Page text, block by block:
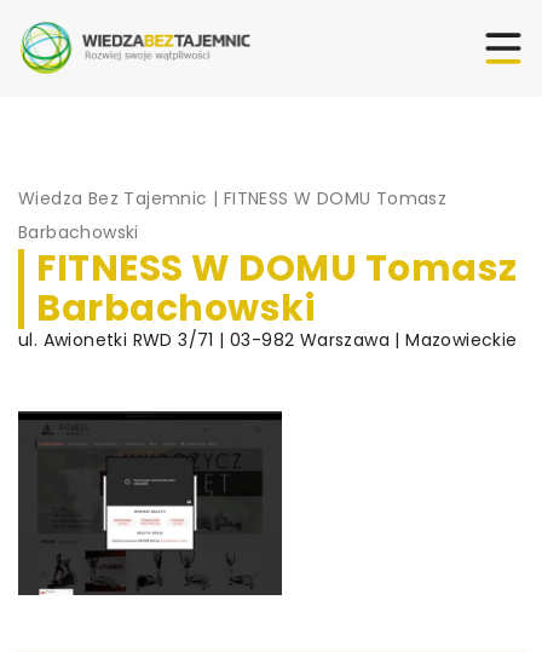
Wiedza Bez Tajemnic | FITNESS W DOMU Tomasz
Barbachowski
FITNESS W DOMU Tomasz
Barbachowski
ul. Awionetki RWD 3/71 | 03-982 Warszawa | Mazowieckie